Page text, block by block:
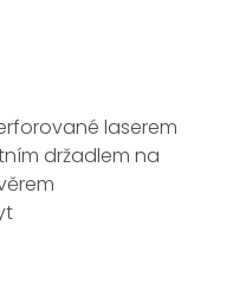
laserem
držadlem na